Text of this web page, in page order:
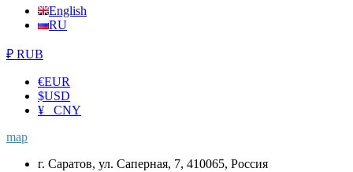
English
RU
₽ RUB
€EUR
$USD
¥ CNY
map
г. Саратов, ул. Саперная, 7, 410065, Россия